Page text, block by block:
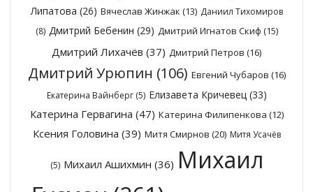
Липатова (26) Вячеслав Жинжак (13) Даниил Тихомиров
(8) Дмитрий Бебенин (29) Дмитрий Игнатов Скиф (15)
Дмитрий Лихачёв (37) Дмитрий Петров (16)
Дмитрий Урюпин (106) Евгений Чубаров (16)
Екатерина Вайнберг(5) Елизавета Кричевец(33)
Катерина Гервагина (47) Катерина Филипенкова (12)
Ксения Головина (39) Митя Смирнов (20) Митя Усачёв
(5) Михаил Ашихмин (36) Михаил